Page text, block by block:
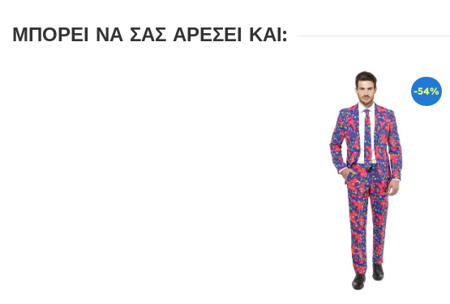
ΜΠΟΡΕΊ ΝΑ ΣΑΣ ΑΡΈΣΕΙ ΚΑΙ:
-54%